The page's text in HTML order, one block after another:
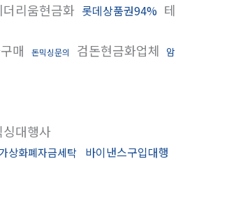
더리움현금화 롯데상품권94% 테
매 돈믹싱문의 검돈현금화업체 암
대행사
상화폐자금세탁
바이낸스구입대행